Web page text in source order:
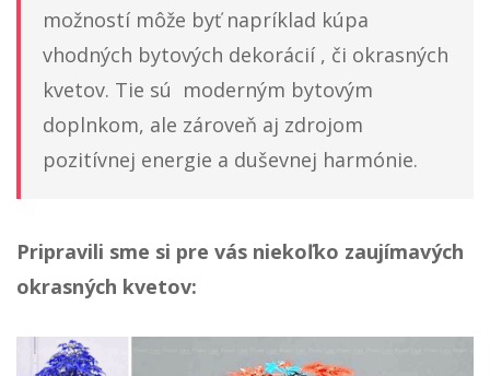
možností môže byť napríklad kúpa
vhodných bytových dekorácií , či okrasných
kvetov. Tie sú moderným bytovým
doplnkom, ale zároveň aj zdrojom
pozitívnej energie a duševnej harmónie.
Pripravili sme si pre vás niekoľko zaujímavých
okrasných kvetov: